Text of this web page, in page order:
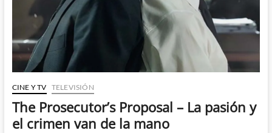
este
verano
CINE Y TV TELEVISIÓN
The Prosecutor’s Proposal – La pasión y
el crimen van de la mano